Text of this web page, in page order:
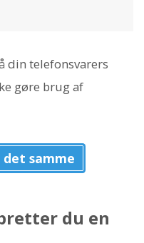
din telefonsvarers
gøre brug af
det samme
du en